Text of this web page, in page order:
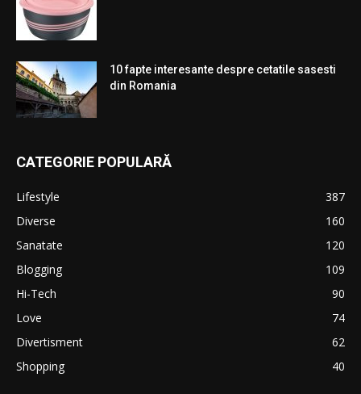
10 fapte interesante despre cetatile sasesti
din Romania
CATEGORIE POPULARĂ
Lifestyle
387
Diverse
160
Sanatate
120
Blogging
109
Hi-Tech
90
Love
74
Divertisment
62
Shopping
40